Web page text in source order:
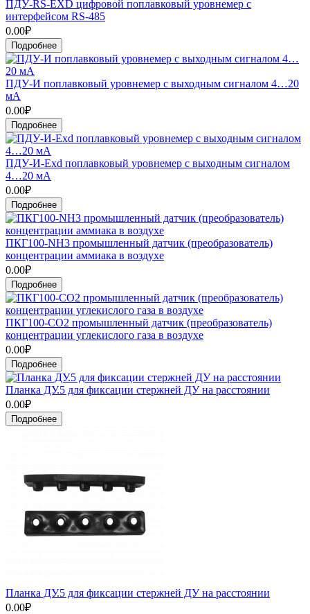
ПДУ-RS-EXD цифровой поплавковый уровнемер с
интерфейсом RS-485
0.00₽
Подробнее
ПДУ-И поплавковый уровнемер с выходным сигналом 4…20
мА
0.00₽
Подробнее
ПДУ-И-Exd поплавковый уровнемер с выходным сигналом
4…20 мА
0.00₽
Подробнее
ПКГ100-NH3 промышленный датчик (преобразователь)
концентрации аммиака в воздухе
0.00₽
Подробнее
ПКГ100-СО2 промышленный датчик (преобразователь)
концентрации углекислого газа в воздухе
0.00₽
Подробнее
Планка ДУ.5 для фиксации стержней ДУ на расстоянии
0.00₽
Подробнее
Планка ДУ.5 для фиксации стержней ДУ на расстоянии
0.00₽